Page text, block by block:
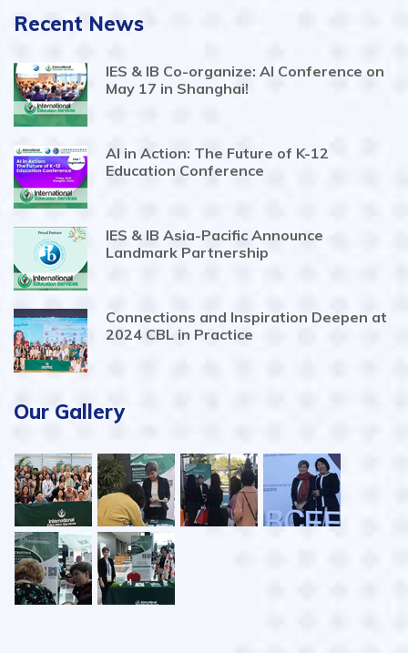
Recent News
IES & IB Co-organize: AI Conference on
May 17 in Shanghai!
AI in Action: The Future of K-12
Education Conference
IES & IB Asia-Pacific Announce
Landmark Partnership
Connections and Inspiration Deepen at
2024 CBL in Practice
Our Gallery